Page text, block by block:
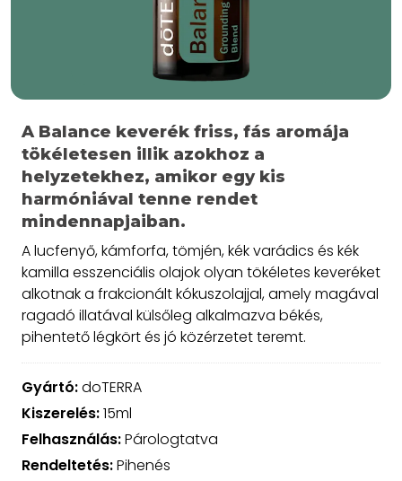
A Balance keverék friss, fás aromája
tökéletesen illik azokhoz a
helyzetekhez, amikor egy kis
harmóniával tenne rendet
mindennapjaiban.
A lucfenyő, kámforfa, tömjén, kék varádics és kék
kamilla esszenciális olajok olyan tökéletes keveréket
alkotnak a frakcionált kókuszolajjal, amely magával
ragadó illatával külsőleg alkalmazva békés,
pihentető légkört és jó közérzetet teremt.
Gyártó:doTERRA
Kiszerelés:15ml
Felhasználás:Párologtatva
Rendeltetés:Pihenés